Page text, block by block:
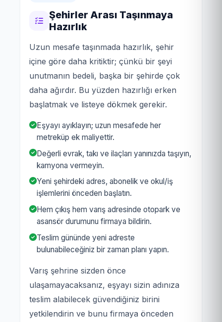
Şehirler Arası Taşınmaya
Hazırlık
Uzun mesafe taşınmada hazırlık, şehir
içine göre daha kritiktir; çünkü bir şeyi
unutmanın bedeli, başka bir şehirde çok
daha ağırdır. Bu yüzden hazırlığı erken
başlatmak ve listeye dökmek gerekir.
Eşyayı ayıklayın; uzun mesafede her
metreküp ek maliyettir.
Değerli evrak, takı ve ilaçları yanınızda taşıyın,
kamyona vermeyin.
Yeni şehirdeki adres, abonelik ve okul/iş
işlemlerini önceden başlatın.
Hem çıkış hem varış adresinde otopark ve
asansör durumunu firmaya bildirin.
Teslim gününde yeni adreste
bulunabileceğiniz bir zaman planı yapın.
Varış şehrine sizden önce
ulaşamayacaksanız, eşyayı sizin adınıza
teslim alabilecek güvendiğiniz birini
yetkilendirin ve bunu firmaya önceden